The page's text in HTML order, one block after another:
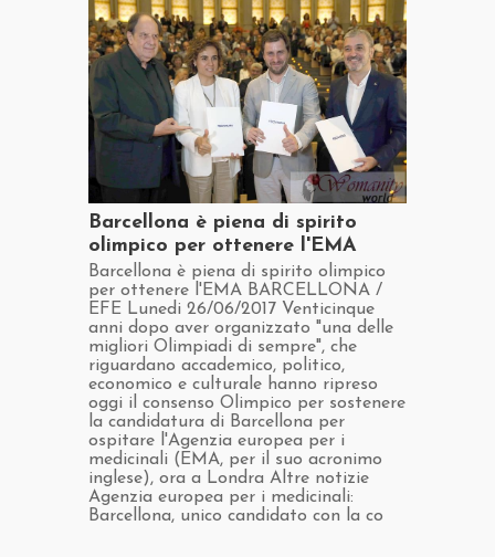
​Barcellona è piena di spirito
olimpico per ottenere l'EMA
​Barcellona è piena di spirito olimpico
per ottenere l'EMA BARCELLONA /
EFE Lunedi 26/06/2017 Venticinque
anni dopo aver organizzato "una delle
migliori Olimpiadi di sempre", che
riguardano accademico, politico,
economico e culturale hanno ripreso
oggi il consenso Olimpico per sostenere
la candidatura di Barcellona per
ospitare l'Agenzia europea per i
medicinali (EMA, per il suo acronimo
inglese), ora a Londra Altre notizie
Agenzia europea per i medicinali:
Barcellona, ​​unico candidato con la co